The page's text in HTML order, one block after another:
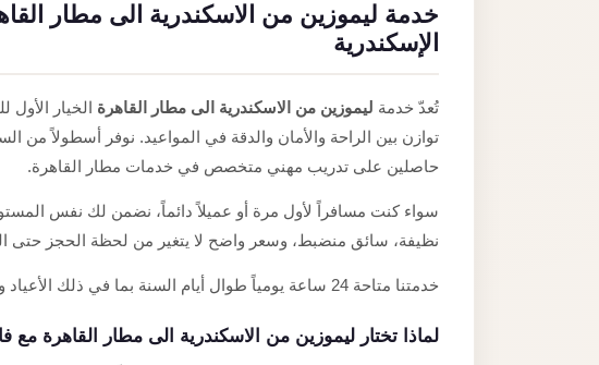
خدمة ليموزين من الاسكندرية الى مطار
الإسكندرية
تُعدّ خدمة ليموزين من الاسكندرية الى مطار القاهرة الخيار
توازن بين الراحة والأمان والدقة في المواعيد. نوفر أسطولاً من
حاصلين على تدريب مهني متخصص في خدمات مطار القاهرة.
سواء كنت مسافراً لأول مرة أو عميلاً دائماً، نضمن لك نفس
نظيفة، سائق منضبط، وسعر واضح لا يتغير من لحظة الحجز حتى
خدمتنا متاحة 24 ساعة يومياً طوال أيام السنة بما في ذلك الأعياد والمواسم، لأننا نعلم أن الرحلات لا تنتظر.
لماذا تختار ليموزين من الاسكندرية الى مطار القاهرة مع